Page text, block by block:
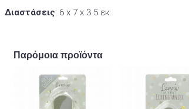
Διαστάσεις: 6 x 7 x 3.5 εκ.
Παρόμοια προϊόντα